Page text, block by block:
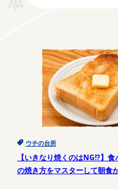
ウチの台所
【いきなり焼くのはNG!?】食
の焼き方をマスターして朝食